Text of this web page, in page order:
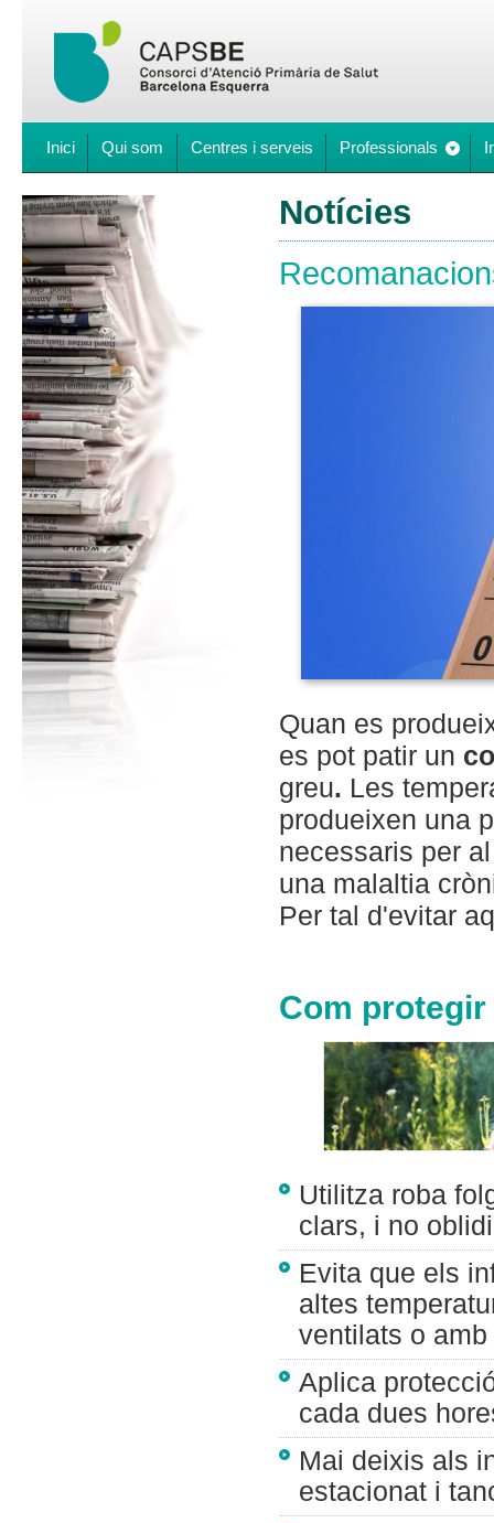
Inici Qui som Centres i serveis Professionals
Notícies
Quan es
es pot patir un
greu. Les
produeixen una
necessaris per
una malaltia
Per tal d'evitar
Com
Utilitza roba
clars, i no
Evita que els
altes
ventilats o
Aplica
cada dues
Mai deixis als
estacionat i